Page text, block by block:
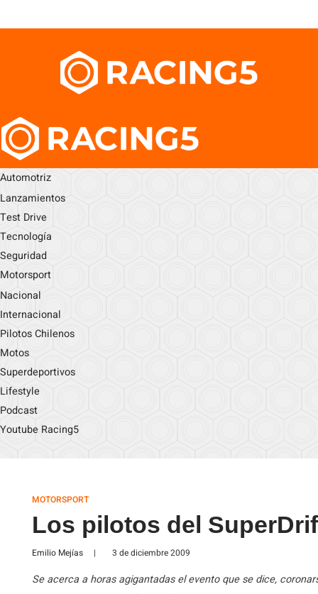
Automotriz
Lanzamientos
Test Drive
Tecnología
Seguridad
Motorsport
Nacional
Internacional
Pilotos Chilenos
Motos
Superdeportivos
Lifestyle
Podcast
Youtube Racing5
MOTORSPORT
Los pilotos del
Emilio Mejías | 3 de diciembre 2009
Se acerca a horas agigantadas el evento que se dice,